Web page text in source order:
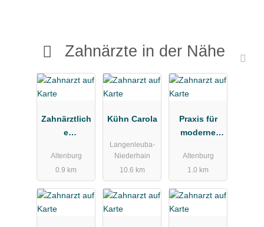
Zahnärzte in der Nähe
Zahnärztlich
e
ftspraxis
Kunze
Altenburg
0.9 km
Kühn Carola
Langenleuba-
Niederhain
10.6 km
Praxis für
moderne
de u.
Kieferorthop
ädie
Schneider
Julia Dr.med.
Altenburg
1.0 km